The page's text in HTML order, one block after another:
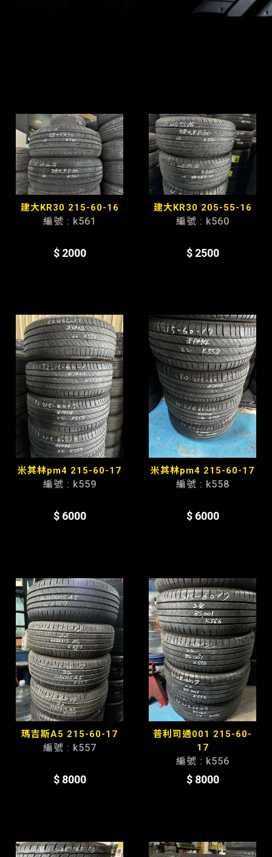
建大KR30 215-60-16
編號 : k561
$ 2000
建大KR30 205-55-16
編號 : k560
$ 2500
米其林pm4 215-60-17
編號 : k559
$ 6000
米其林pm4 215-60-17
編號 : k558
$ 6000
瑪吉斯A5 215-60-17
編號 : k557
$ 8000
普利司通001 215-60-
17
編號 : k556
$ 8000